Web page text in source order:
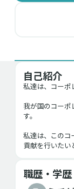
自己紹介
私達は、コーポ
我が国のコーポ
す。
私達は、このコ
貢献を行いたい
職歴・学歴